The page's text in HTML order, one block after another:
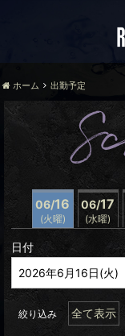
ホーム 出勤予定
06/16
(火曜)
06/17
(水曜)
日付
絞り込み 全て表示